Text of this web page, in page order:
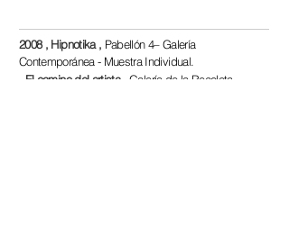
2008 , Hipnotika , Pabellón 4– Galería
Contemporánea - Muestra Individual.
- El camino del artista , Galería de la Recoleta –